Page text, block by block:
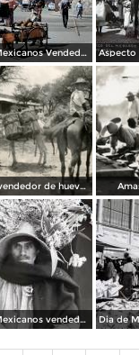
Tipos Mexicanos Vendedor de cocos junto a La terminal camionera Guadalajara, Jalisco 1961
Típico vendedor de huevos
Tipos Mexicanos vendedor de flores.